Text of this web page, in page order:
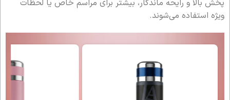
پخش بالا و رایحه ماندگار، بیشتر برای مراسم خاص یا لحظات
ویژه استفاده می‌شوند.